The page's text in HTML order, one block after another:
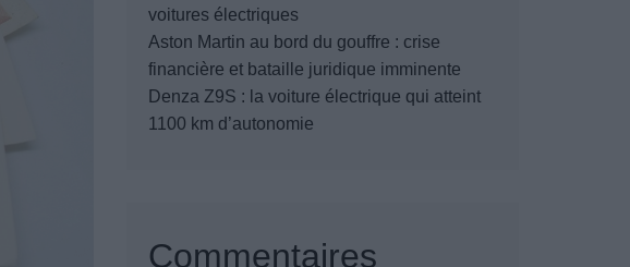
voitures électriques
Aston Martin au bord du gouffre : crise
financière et bataille juridique imminente
Denza Z9S : la voiture électrique qui atteint
1100 km d’autonomie
Commentaires